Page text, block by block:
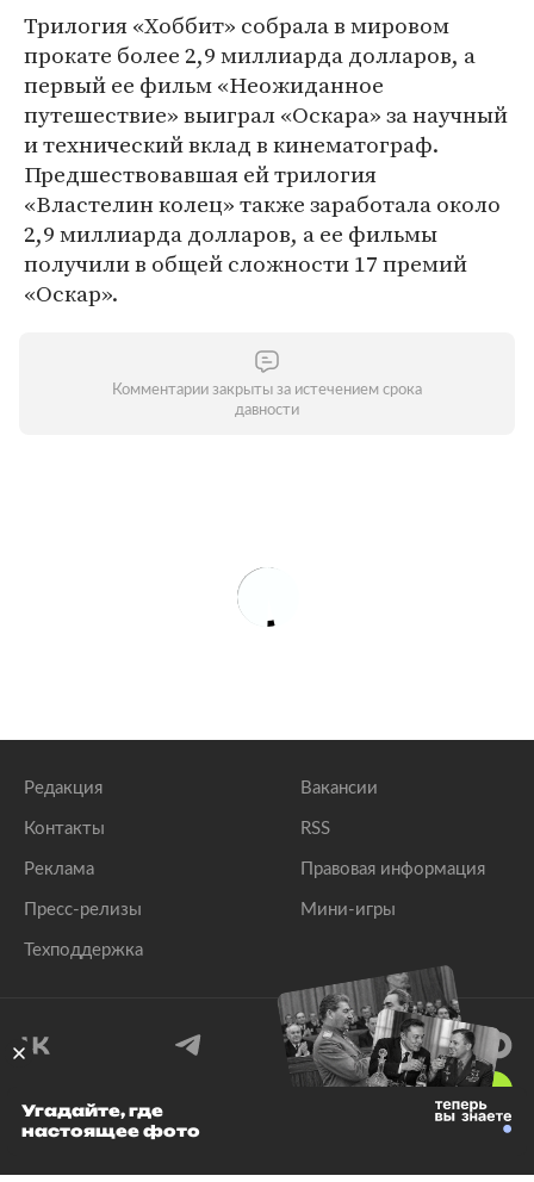
Трилогия «Хоббит» собрала в мировом
прокате более 2,9 миллиарда долларов, а
первый ее фильм «Неожиданное
путешествие» выиграл «Оскара» за научный
и технический вклад в кинематограф.
Предшествовавшая ей трилогия
«Властелин колец» также заработала около
2,9 миллиарда долларов, а ее фильмы
получили в общей сложности 17 премий
«Оскар».
Комментарии закрыты за истечением срока
давности
Редакция
Контакты
Реклама
Пресс-релизы
Техподдержка
Вакансии
RSS
Правовая информация
Мини-игры
© 1999–2026 Все права защищены.
Угадайте, где
настоящее фото